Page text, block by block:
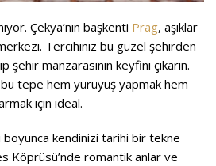
Çekya’nın başkenti Prag, aşıklar
Tercihiniz bu güzel şehirden
manzarasının keyfini çıkarın.
bu tepe hem yürüyüş yapmak hem
için ideal.
boyunca kendinizi tarihi bir tekne
Köprüsü’nde romantik anlar ve